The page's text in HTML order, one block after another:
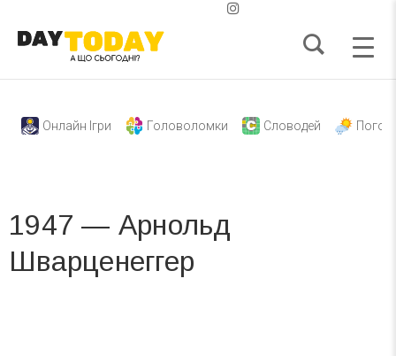
Онлайн Ігри Головоломки Словодей
1947 — Арнольд
Шварценеггер